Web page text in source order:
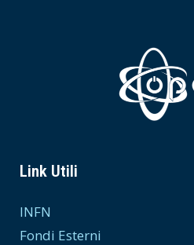
Link Utili
INFN
Fondi Esterni